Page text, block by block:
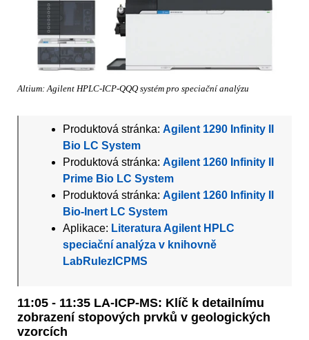
Altium: Agilent HPLC-ICP-QQQ systém pro speciační analýzu
Produktová stránka:Agilent 1290 Infinity II
Bio LC System
Produktová stránka:Agilent 1260 Infinity II
Prime Bio LC System
Produktová stránka:Agilent 1260 Infinity II
Bio-Inert LC System
Aplikace: Literatura Agilent HPLC
speciační analýza v knihovně
LabRulezICPMS
11:05 - 11:35 LA-ICP-MS: Klíč k detailnímu
zobrazení stopových prvků v geologických
vzorcích